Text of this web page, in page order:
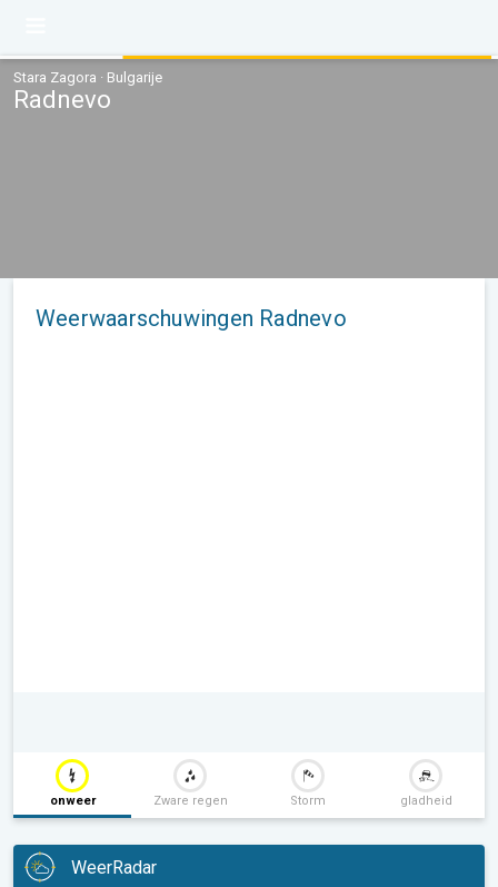
Stara Zagora · Bulgarije
Radnevo
Weerwaarschuwingen Radnevo
onweer Zware regen Storm gladheid
WeerRadar